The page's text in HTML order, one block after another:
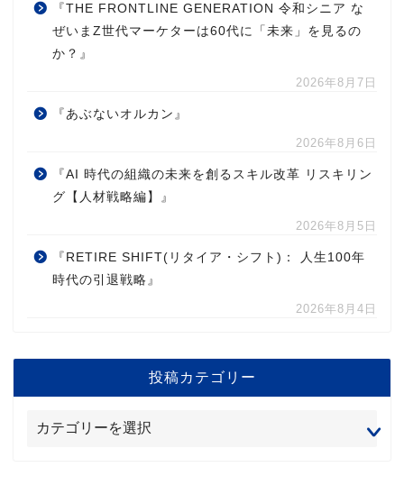
『THE FRONTLINE GENERATION 令和シニア な
ぜいまZ世代マーケターは60代に「未来」を見るの
か？』
2026年8月7日
『あぶないオルカン』
2026年8月6日
『AI 時代の組織の未来を創るスキル改革 リスキリン
グ【人材戦略編】』
2026年8月5日
『RETIRE SHIFT(リタイア・シフト)： 人生100年
時代の引退戦略』
2026年8月4日
投稿カテゴリー